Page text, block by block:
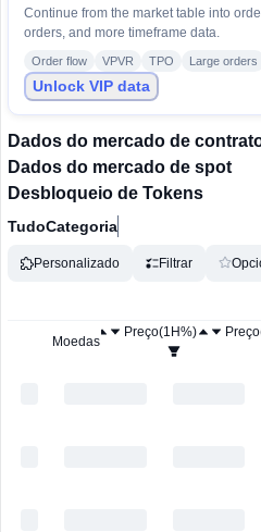
Continue from the market table into
orders, and more timeframe data.
Order flow VPVR TPO Large orders
Unlock VIP data
Dados do mercado de
Dados do mercado de spot
Desbloqueio de Tokens
TudoCategoria
Personalizado Filtrar
Moedas
Preço(1H%)